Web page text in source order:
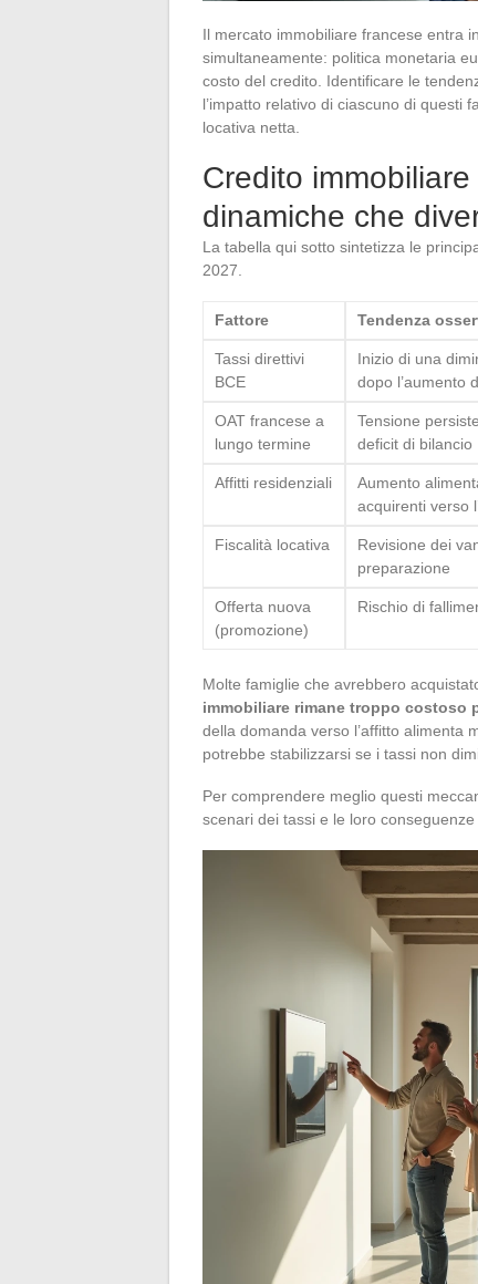
Il mercato immobiliare francese entra
simultaneamente: politica monetaria
costo del credito. Identificare le
l’impatto relativo di ciascuno di questi
locativa netta.
Credito
dinamiche che
La tabella qui sotto sintetizza le
2027.
Fattore Tendenza
Tassi direttivi
BCE
Inizio di una
dopo l’aumento
OAT francese a
lungo termine
Tensione
deficit di bilancio
Affitti residenziali
Aumento
acquirenti verso
Fiscalità locativa
Revisione dei
preparazione
Offerta nuova
(promozione)
Rischio di
Molte famiglie che avrebbero
immobiliare rimane troppo costoso
della domanda verso l’affitto alimenta
potrebbe stabilizzarsi se i tassi non
Per comprendere meglio questi
scenari dei tassi e le loro